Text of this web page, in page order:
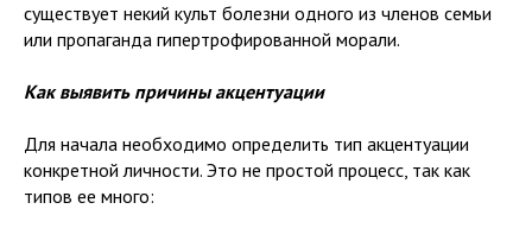
существует некий культ болезни одного из членов семьи
или пропаганда гипертрофированной морали.
Как выявить причины акцентуации
Для начала необходимо определить тип акцентуации
конкретной личности. Это не простой процесс, так как
типов ее много: